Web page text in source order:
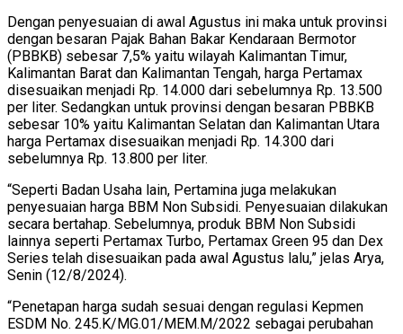
Dengan penyesuaian di awal Agustus ini maka untuk provinsi
dengan besaran Pajak Bahan Bakar Kendaraan Bermotor
(PBBKB) sebesar 7,5% yaitu wilayah Kalimantan Timur,
Kalimantan Barat dan Kalimantan Tengah, harga Pertamax
disesuaikan menjadi Rp. 14.000 dari sebelumnya Rp. 13.500
per liter. Sedangkan untuk provinsi dengan besaran PBBKB
sebesar 10% yaitu Kalimantan Selatan dan Kalimantan Utara
harga Pertamax disesuaikan menjadi Rp. 14.300 dari
sebelumnya Rp. 13.800 per liter.
“Seperti Badan Usaha lain, Pertamina juga melakukan
penyesuaian harga BBM Non Subsidi. Penyesuaian dilakukan
secara bertahap. Sebelumnya, produk BBM Non Subsidi
lainnya seperti Pertamax Turbo, Pertamax Green 95 dan Dex
Series telah disesuaikan pada awal Agustus lalu,” jelas Arya,
Senin (12/8/2024).
“Penetapan harga sudah sesuai dengan regulasi Kepmen
ESDM No. 245.K/MG.01/MEM.M/2022 sebagai perubahan